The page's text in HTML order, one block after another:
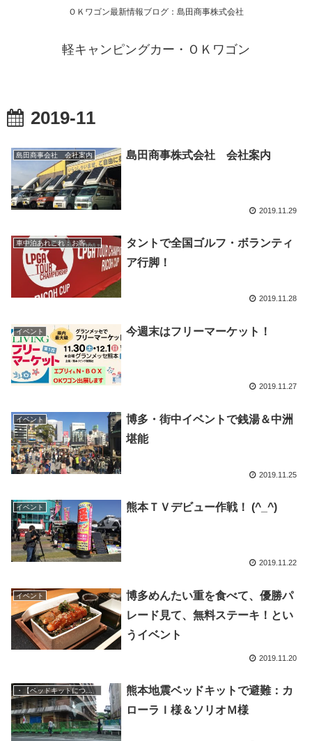
ＯＫワゴン最新情報ブログ：島田商事株式会社
軽キャンピングカー・ＯＫワゴン
2019-11
島田商事会社 会社案内 島田商事株式会社 会社案内
2019.11.29
車中泊あれこれ：お客様編
タントで全国ゴルフ・ボランティ
ア行脚！
2019.11.28
イベント 今週末はフリーマーケット！
2019.11.27
イベント
博多・街中イベントで銭湯＆中洲
堪能
2019.11.25
イベント 熊本ＴＶデビュー作戦！ (^_^)
2019.11.22
イベント
博多めんたい重を食べて、優勝パ
レード見て、無料ステーキ！とい
うイベント
2019.11.20
・【ベッドキットについて】対応車種など
熊本地震ベッドキットで避難：カ
ローラＩ様＆ソリオＭ様